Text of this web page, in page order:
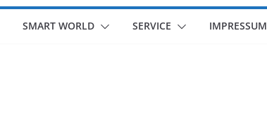
SMART WORLD SERVICE IMPRESSUM